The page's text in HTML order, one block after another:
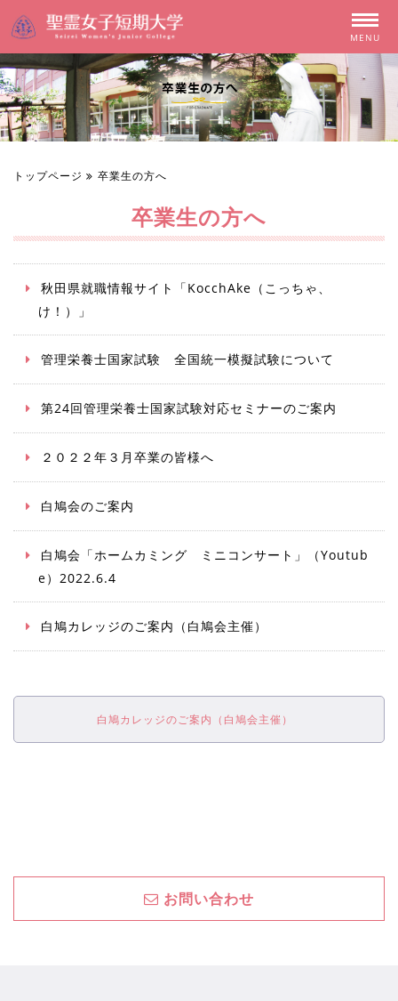
MENU
トップページ 卒業生の方へ
卒業生の方へ
秋田県就職情報サイト「KocchAke（こっちゃ、
け！）」
管理栄養士国家試験 全国統一模擬試験について
第24回管理栄養士国家試験対応セミナーのご案内
２０２２年３月卒業の皆様へ
白鳩会のご案内
白鳩会「ホームカミング ミニコンサート 」（Youtub
e）2022.6.4
白鳩カレッジのご案内（白鳩会主催）
白鳩カレッジのご案内（白鳩会主催）
お問い合わせ